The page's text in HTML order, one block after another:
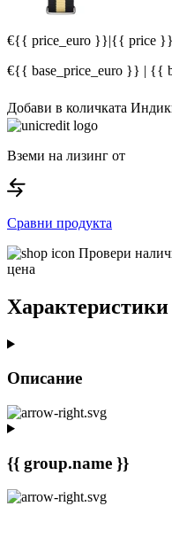
€{{ price_euro }}|{{ price
€{{ base_price_euro }} | {{
Добави в количката
Вземи на лизинг от
Сравни продукта
Провери
цена
Характеристики
Описание
{{ group.name }}